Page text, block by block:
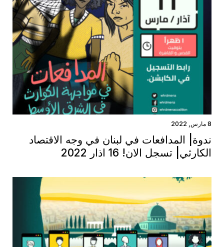
8 مارس, 2022
ندوة| المدافعات في لبنان في وجه الاقتصاد
الكارثي| تسجل الان! 16 اذار 2022